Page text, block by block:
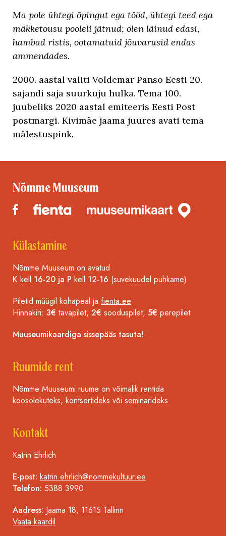
Ma pole ühtegi õpingut ega tööd, ühtegi teed ega
mäkketõusu pooleli jätnud; olen läinud edasi,
hambad ristis, ootamatuid jõuvarusid endas
ammendades.
2000. aastal valiti Voldemar Panso Eesti 20.
sajandi saja suurkuju hulka. Tema 100.
juubeliks 2020 aastal emiteeris Eesti Post
postmargi. Kivimäe jaama juures avati tema
mälestuspink.
Nõmme Muuseum
Külastamine
Nõmme Muuseum on avatud
K kell 16-20 ja P kell 12-16 (suvekuudel puhkame)
Piletid müügil kohapeal ja fienta.ee
Hinnakiri: 3€ tavapilet, 2€ sooduspilet, 5€ perepilet
Muuseumikaardiga sissepääs tasuta!
Ruumide rent
Nõmme Muuseumi ruume on võimalik rentida
koosolekuteks, kontsertideks või seminarideks
Kontakt
Katrin Ehrlich
E-post: katrin.ehrlich@nommekultuur.ee
Telefon: 5388 3990
Aadress: Jaama 18, 11615 Tallinn
Vaata kaardil